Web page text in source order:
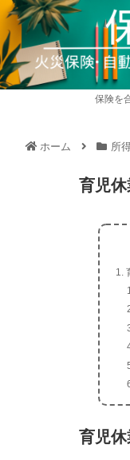
保険を
ホーム 所
育児
育児